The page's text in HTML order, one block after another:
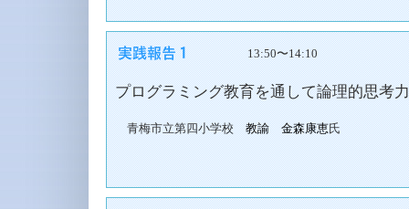
13:50〜14:10
プログラミング教育を通して論理的思考
青梅市立第四小学校教諭 金森康恵氏